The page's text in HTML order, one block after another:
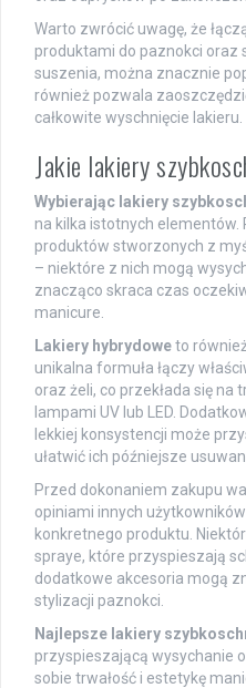
Warto zwrócić uwagę, że
produktami do paznokci
suszenia, można znacznie
również pozwala
całkowite wyschnięcie lakieru.
Jakie lakiery
Wybierając lakiery
na kilka istotnych elementów.
produktów stworzonych z
– niektóre z nich mogą
znacząco skraca czas
manicure.
Lakiery hybrydoweto
unikalna formuła łączy
oraz żeli, co przekłada się na
lampami UV lub LED.
lekkiej konsystencji może
ułatwić ich późniejsze
Przed dokonaniem zakupu
opiniami innych
konkretnego produktu.
spraye, które przyspieszają
dodatkowe akcesoria mogą
stylizacji paznokci.
Najlepsze lakiery
przyspieszającą wysychanie
sobie trwałość i estetykę